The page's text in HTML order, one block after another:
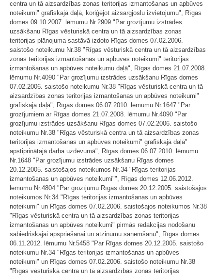
centra un tā aizsardzības zonas teritorijas izmantošanas un apbūves
noteikumi" grafiskajā daļā, koriģējot aizsargjoslu izvietojumu", Rīgas
domes 09.10.2007. lēmumu Nr.2909 "Par grozījumu izstrādes
uzsākšanu Rīgas vēsturiskā centra un tā aizsardzības zonas
teritorijas plānojuma sastāvā izdoto Rīgas domes 07.02.2006.
saistošo noteikumu Nr.38 "Rīgas vēsturiskā centra un tā aizsardzības
zonas teritorijas izmantošanas un apbūves noteikumi" teritorijas
izmantošanas un apbūves noteikumu daļā", Rīgas domes 21.07.2008.
lēmumu Nr.4090 "Par grozījumu izstrādes uzsākšanu Rīgas domes
07.02.2006. saistošo noteikumu Nr.38 "Rīgas vēsturiskā centra un tā
aizsardzības zonas teritorijas izmantošanas un apbūves noteikumi"
grafiskajā daļā", Rīgas domes 06.07.2010. lēmumu Nr.1647 "Par
grozījumiem ar Rīgas domes 21.07.2008. lēmumu Nr.4090 "Par
grozījumu izstrādes uzsākšanu Rīgas domes 07.02.2006. saistošo
noteikumu Nr.38 "Rīgas vēsturiskā centra un tā aizsardzības zonas
teritorijas izmantošanas un apbūves noteikumi" grafiskajā daļā"
apstiprinātajā darba uzdevumā", Rīgas domes 06.07.2010. lēmumu
Nr.1648 "Par grozījumu izstrādes uzsākšanu Rīgas domes
20.12.2005. saistošajos noteikumos Nr.34 "Rīgas teritorijas
izmantošanas un apbūves noteikumi"", Rīgas domes 12.06.2012.
lēmumu Nr.4804 "Par grozījumu Rīgas domes 20.12.2005. saistošajos
noteikumos Nr.34 "Rīgas teritorijas izmantošanas un apbūves
noteikumi" un Rīgas domes 07.02.2006. saistošajos noteikumos Nr.38
"Rīgas vēsturiskā centra un tā aizsardzības zonas teritorijas
izmantošanas un apbūves noteikumi" pirmās redakcijas nodošanu
sabiedriskajai apspriešanai un atzinumu saņemšanu", Rīgas domes
06.11.2012. lēmumu Nr.5458 "Par Rīgas domes 20.12.2005. saistošo
noteikumu Nr.34 "Rīgas teritorijas izmantošanas un apbūves
noteikumi" un Rīgas domes 07.02.2006. saistošo noteikumu Nr.38
"Rīgas vēsturiskā centra un tā aizsardzības zonas teritorijas